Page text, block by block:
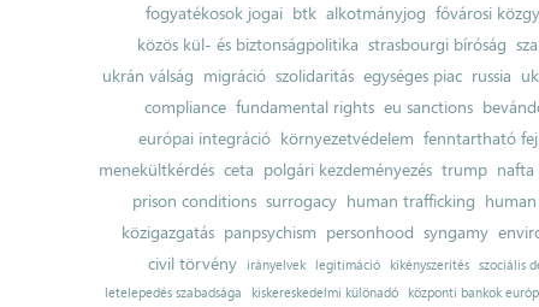
fogyatékosok jogai btk alkotmányjog fővárosi
közös kül- és biztonságpolitika strasbourgi bíróság
ukrán válság migráció szolidaritás egységes piac russia
compliance fundamental rights eu sanctions
európai integráció környezetvédelem fenntartható
menekültkérdés ceta polgári kezdeményezés trump nafta
prison conditions surrogacy human trafficking
közigazgatás panpsychism personhood syngamy
civil törvény
irányelvek legitimáció kikényszerítés szociális
letelepedés szabadsága
kiskereskedelmi különadó
központi bankok